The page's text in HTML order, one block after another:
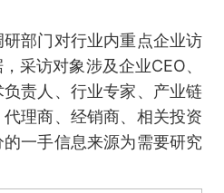
部门对行业内重点企业访
采访对象涉及企业CEO、
责人、行业专家、产业链
代理商、经销商、相关投资
一手信息来源为需要研究